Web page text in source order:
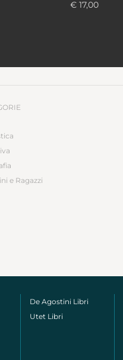
€ 17,00
e Ragazzi
De Agostini Libri
Utet Libri